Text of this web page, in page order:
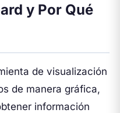
y Por Qué
de visualización
de manera gráfica,
información